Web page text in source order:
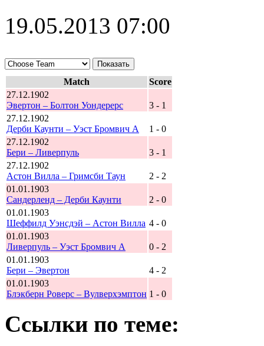
19.05.2013 07:00
Match
Score
27.12.1902
Эвертон – Болтон Уондерерс
3 - 1
27.12.1902
Дерби Каунти – Уэст Бромвич А
1 - 0
27.12.1902
Бери – Ливерпуль
3 - 1
27.12.1902
Астон Вилла – Гримсби Таун
2 - 2
01.01.1903
Сандерленд – Дерби Каунти
2 - 0
01.01.1903
Шеффилд Уэнсдэй – Астон Вилла 4 - 0
01.01.1903
Ливерпуль – Уэст Бромвич А
0 - 2
01.01.1903
Бери – Эвертон
4 - 2
01.01.1903
Блэкберн Роверс – Вулверхэмптон 1 - 0
Ссылки по теме: